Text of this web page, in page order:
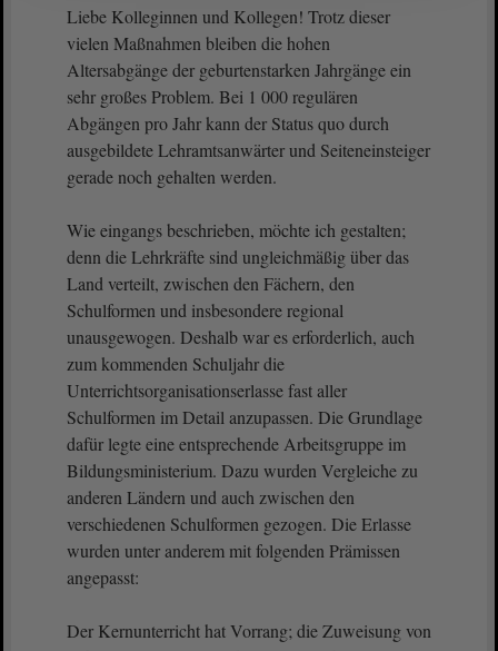
Liebe Kolleginnen und Kollegen! Trotz dieser
vielen Maßnahmen bleiben die hohen
Altersabgänge der geburtenstarken Jahrgänge ein
sehr großes Problem. Bei 1 000 regulären
Abgängen pro Jahr kann der Status quo durch
ausgebildete Lehramtsanwärter und Seiteneinsteiger
gerade noch gehalten werden.
Wie eingangs beschrieben, möchte ich gestalten;
denn die Lehrkräfte sind ungleichmäßig über das
Land verteilt, zwischen den Fächern, den
Schulformen und insbesondere regional
unausgewogen. Deshalb war es erforderlich, auch
zum kommenden Schuljahr die
Unterrichtsorganisationserlasse fast aller
Schulformen im Detail anzupassen. Die Grundlage
dafür legte eine entsprechende Arbeitsgruppe im
Bildungsministerium. Dazu wurden Vergleiche zu
anderen Ländern und auch zwischen den
verschiedenen Schulformen gezogen. Die Erlasse
wurden unter anderem mit folgenden Prämissen
angepasst:
Der Kernunterricht hat Vorrang; die Zuweisung von